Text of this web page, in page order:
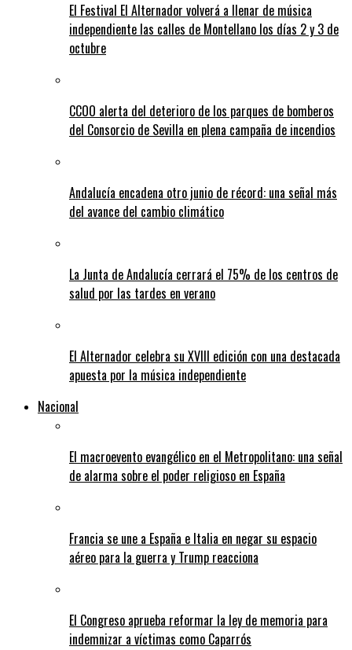
El Festival El Alternador volverá a llenar de música
independiente las calles de Montellano los días 2 y 3 de
octubre
CCOO alerta del deterioro de los parques de bomberos
del Consorcio de Sevilla en plena campaña de incendios
Andalucía encadena otro junio de récord: una señal más
del avance del cambio climático
La Junta de Andalucía cerrará el 75% de los centros de
salud por las tardes en verano
El Alternador celebra su XVIII edición con una destacada
apuesta por la música independiente
Nacional
El macroevento evangélico en el Metropolitano: una señal
de alarma sobre el poder religioso en España
Francia se une a España e Italia en negar su espacio
aéreo para la guerra y Trump reacciona
El Congreso aprueba reformar la ley de memoria para
indemnizar a víctimas como Caparrós